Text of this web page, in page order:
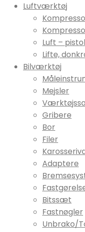
Luftværktøj
Luft –
Lifte,
Bilværktøj
Mejsler
Gribere
Bor
Filer
Adaptere
Bitssæt
Fastnøgler
Unbrako/